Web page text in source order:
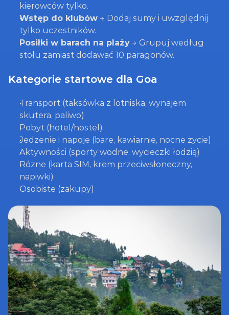
kierowców tylko.
Wstęp do klubów → Dodaj sumy i uwzględnij
tylko uczestników.
Posiłki w barach na plaży → Grupuj według
stołu zamiast dodawać 10 paragonów.
Kategorie startowe dla Goa
Transport (taksówka z lotniska, wynajem
skutera, paliwo)
Pobyt (hotel/hostel)
Jedzenie i napoje (bare, kawiarnie, nocne życie)
Aktywności (sporty wodne, wycieczki łodzią)
Różne (karta SIM, krem przeciwsłoneczny,
napiwki)
Osobiste (zakupy)